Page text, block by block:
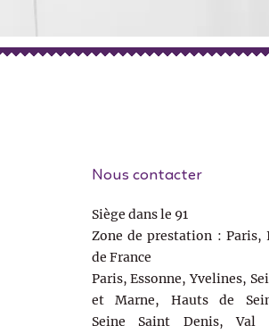
Nous contacter
Siège dans le 91
Zone de prestation : Paris,
de France
Paris, Essonne, Yvelines,
et Marne, Hauts de
Seine Saint Denis, Val